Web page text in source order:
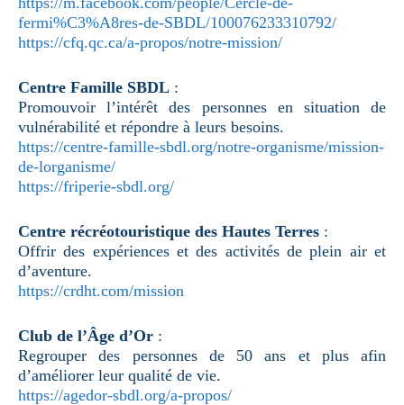
fermi%C3%A8res-de-SBDL/100076233310792/
https://cfq.qc.ca/a-propos/notre-mission/
Centre Famille SBDL :
Promouvoir l’intérêt des personnes en situation de
vulnérabilité et répondre à leurs besoins.
https://centre-famille-sbdl.org/notre-organisme/mission-
de-lorganisme/
https://friperie-sbdl.org/
Centre récréotouristique des Hautes Terres :
Offrir des expériences et des activités de plein air et
d’aventure.
https://crdht.com/mission
Club de l’Âge d’Or :
Regrouper des personnes de 50 ans et plus afin
d’améliorer leur qualité de vie.
https://agedor-sbdl.org/a-propos/